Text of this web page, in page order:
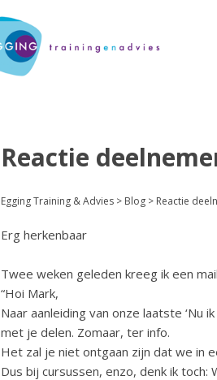
Reactie
Egging Training & Advies > Blog > Reactie
Erg herkenbaar
Twee weken geleden kreeg ik een
“Hoi Mark,
Naar aanleiding van onze laatste ‘Nu
met je delen. Zomaar, ter info.
Het zal je niet ontgaan zijn dat we in
Dus bij cursussen, enzo, denk ik